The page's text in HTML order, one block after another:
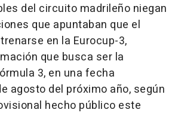
del circuito madrileño niegan
que apuntaban que el
en la Eurocup-3,
que busca ser la
3, en una fecha
agosto del próximo año, según
hecho público este